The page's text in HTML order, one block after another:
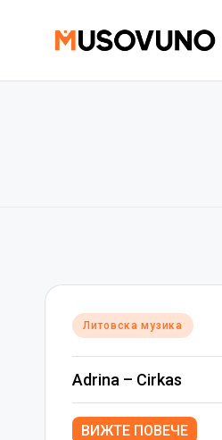
Posted
Литовска музика
Adrina – Cirkas
ВИЖТЕ ПОВЕЧЕ